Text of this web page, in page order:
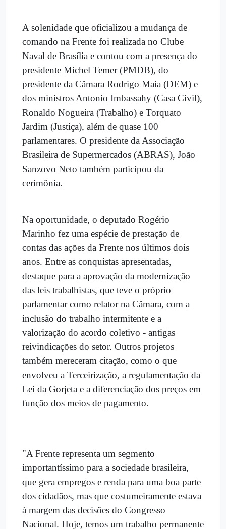
A solenidade que oficializou a mudança de
comando na Frente foi realizada no Clube
Naval de Brasília e contou com a presença do
presidente Michel Temer (PMDB), do
presidente da Câmara Rodrigo Maia (DEM) e
dos ministros Antonio Imbassahy (Casa Civil),
Ronaldo Nogueira (Trabalho) e Torquato
Jardim (Justiça), além de quase 100
parlamentares. O presidente da Associação
Brasileira de Supermercados (ABRAS), João
Sanzovo Neto também participou da
cerimônia.
Na oportunidade, o deputado Rogério
Marinho fez uma espécie de prestação de
contas das ações da Frente nos últimos dois
anos. Entre as conquistas apresentadas,
destaque para a aprovação da modernização
das leis trabalhistas, que teve o próprio
parlamentar como relator na Câmara, com a
inclusão do trabalho intermitente e a
valorização do acordo coletivo - antigas
reivindicações do setor. Outros projetos
também mereceram citação, como o que
envolveu a Terceirização, a regulamentação da
Lei da Gorjeta e a diferenciação dos preços em
função dos meios de pagamento.
"A Frente representa um segmento
importantíssimo para a sociedade brasileira,
que gera empregos e renda para uma boa parte
dos cidadãos, mas que costumeiramente estava
à margem das decisões do Congresso
Nacional. Hoje, temos um trabalho permanente